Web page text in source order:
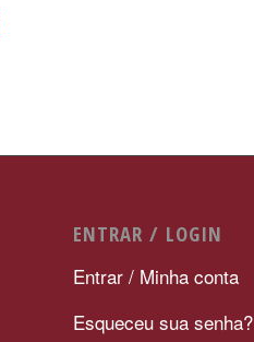
ENTRAR / LOGIN
Entrar / Minha conta
Esqueceu sua senha?